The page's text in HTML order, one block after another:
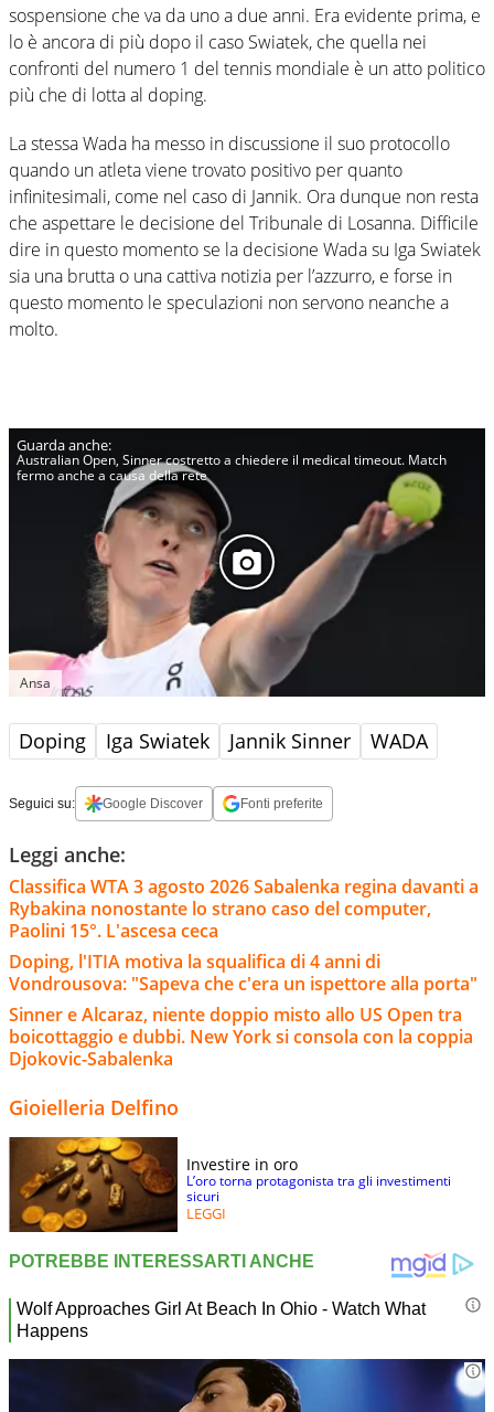
sospensione che va da uno a due anni. Era evidente prima, e
lo è ancora di più dopo il caso Swiatek, che quella nei
confronti del numero 1 del tennis mondiale è un atto politico
più che di lotta al doping.
La stessa Wada ha messo in discussione il suo protocollo
quando un atleta viene trovato positivo per quanto
infinitesimali, come nel caso di Jannik. Ora dunque non resta
che aspettare le decisione del Tribunale di Losanna. Difficile
dire in questo momento se la decisione Wada su Iga Swiatek
sia una brutta o una cattiva notizia per l’azzurro, e forse in
questo momento le speculazioni non servono neanche a
molto.
Australian Open, Sinner costretto a chiedere il medical timeout. Match
fermo anche a causa della rete
Ansa
Doping Iga Swiatek Jannik Sinner WADA
Seguici su: Google Discover Fonti preferite
Leggi anche:
Classifica WTA 3 agosto 2026 Sabalenka regina davanti a
Rybakina nonostante lo strano caso del computer,
Paolini 15°. L'ascesa ceca
Doping, l'ITIA motiva la squalifica di 4 anni di
Vondrousova: "Sapeva che c'era un ispettore alla porta"
Sinner e Alcaraz, niente doppio misto allo US Open tra
boicottaggio e dubbi. New York si consola con la coppia
Djokovic-Sabalenka
Gioielleria Delfino
Investire in oro
L’oro torna protagonista tra gli investimenti
sicuri
LEGGI